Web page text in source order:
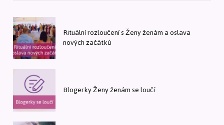
Rituální rozloučení s Ženy ženám a oslava
nových začátků
Blogerky Ženy ženám se loučí